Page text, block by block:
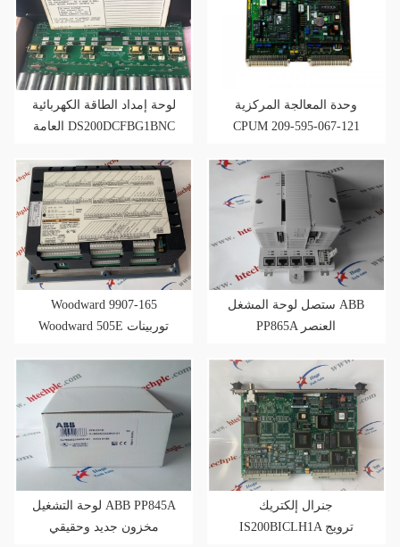
لوحة إمداد الطاقة الكهربائية
العامة DS200DCFBG1BNC
وحدة المعالجة المركزية
CPUM 209-595-067-121
المركزية
Woodward 9907-165
Woodward 505E توربينات
ستصل لوحة المشغل ABB
PP865A العنصر
لوحة التشغيل ABB PP845A
مخزون جديد وحقيقي
جنرال إلكتريك
IS200BICLH1A ترويج